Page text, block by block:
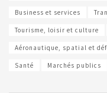
Business et services
Tourisme, loisir et culture
Aéronautique, spatial et
Santé Marchés publics